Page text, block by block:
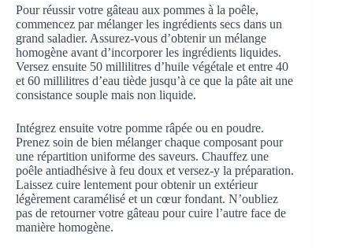
Pour réussir votre gâteau aux pommes à la poêle,
commencez par mélanger les ingrédients secs dans un
grand saladier. Assurez-vous d’obtenir un mélange
homogène avant d’incorporer les ingrédients liquides.
Versez ensuite 50 millilitres d’huile végétale et entre 40
et 60 millilitres d’eau tiède jusqu’à ce que la pâte ait une
consistance souple mais non liquide.
Intégrez ensuite votre pomme râpée ou en poudre.
Prenez soin de bien mélanger chaque composant pour
une répartition uniforme des saveurs. Chauffez une
poêle antiadhésive à feu doux et versez-y la préparation.
Laissez cuire lentement pour obtenir un extérieur
légèrement caramélisé et un cœur fondant. N’oubliez
pas de retourner votre gâteau pour cuire l’autre face de
manière homogène.